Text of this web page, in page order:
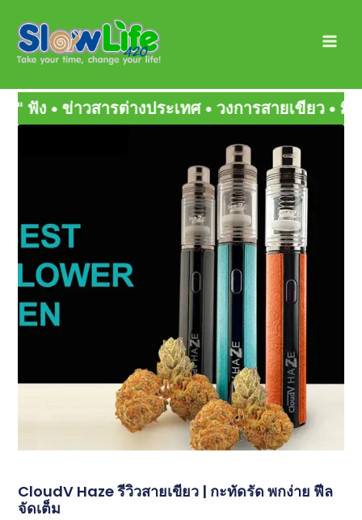
content
งการสายเขียว • มิตรสหายกัญ • สายเขียวเด็ดๆ
CloudV Haze รีวิวสายเขียว | กะทัดรัด พกง่าย ฟีล
จัดเต็ม